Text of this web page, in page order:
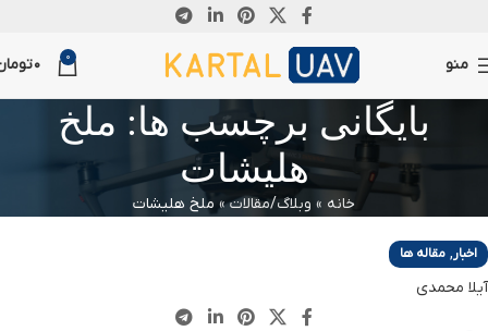
منو 0
0
بایگانی برچسب ها: ملخ
هلیشات
خانه » وبلاگ/مقالات» ملخ هلیشات
آگوست
اخبار, مقاله ها
آیلا محمدی